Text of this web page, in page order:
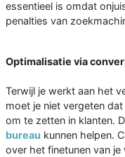
essentieel is omdat
penalties van
Optimalisatie via
Terwijl je werkt aan het
moet je niet vergeten
om te zetten in klanten.
bureau kunnen helpen.
over het finetunen van